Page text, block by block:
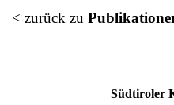
< zurück zu
Südtiroler